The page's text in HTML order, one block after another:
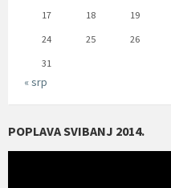
17
18 19
24
25 26
31
« srp
POPLAVA SVIBANJ 2014.